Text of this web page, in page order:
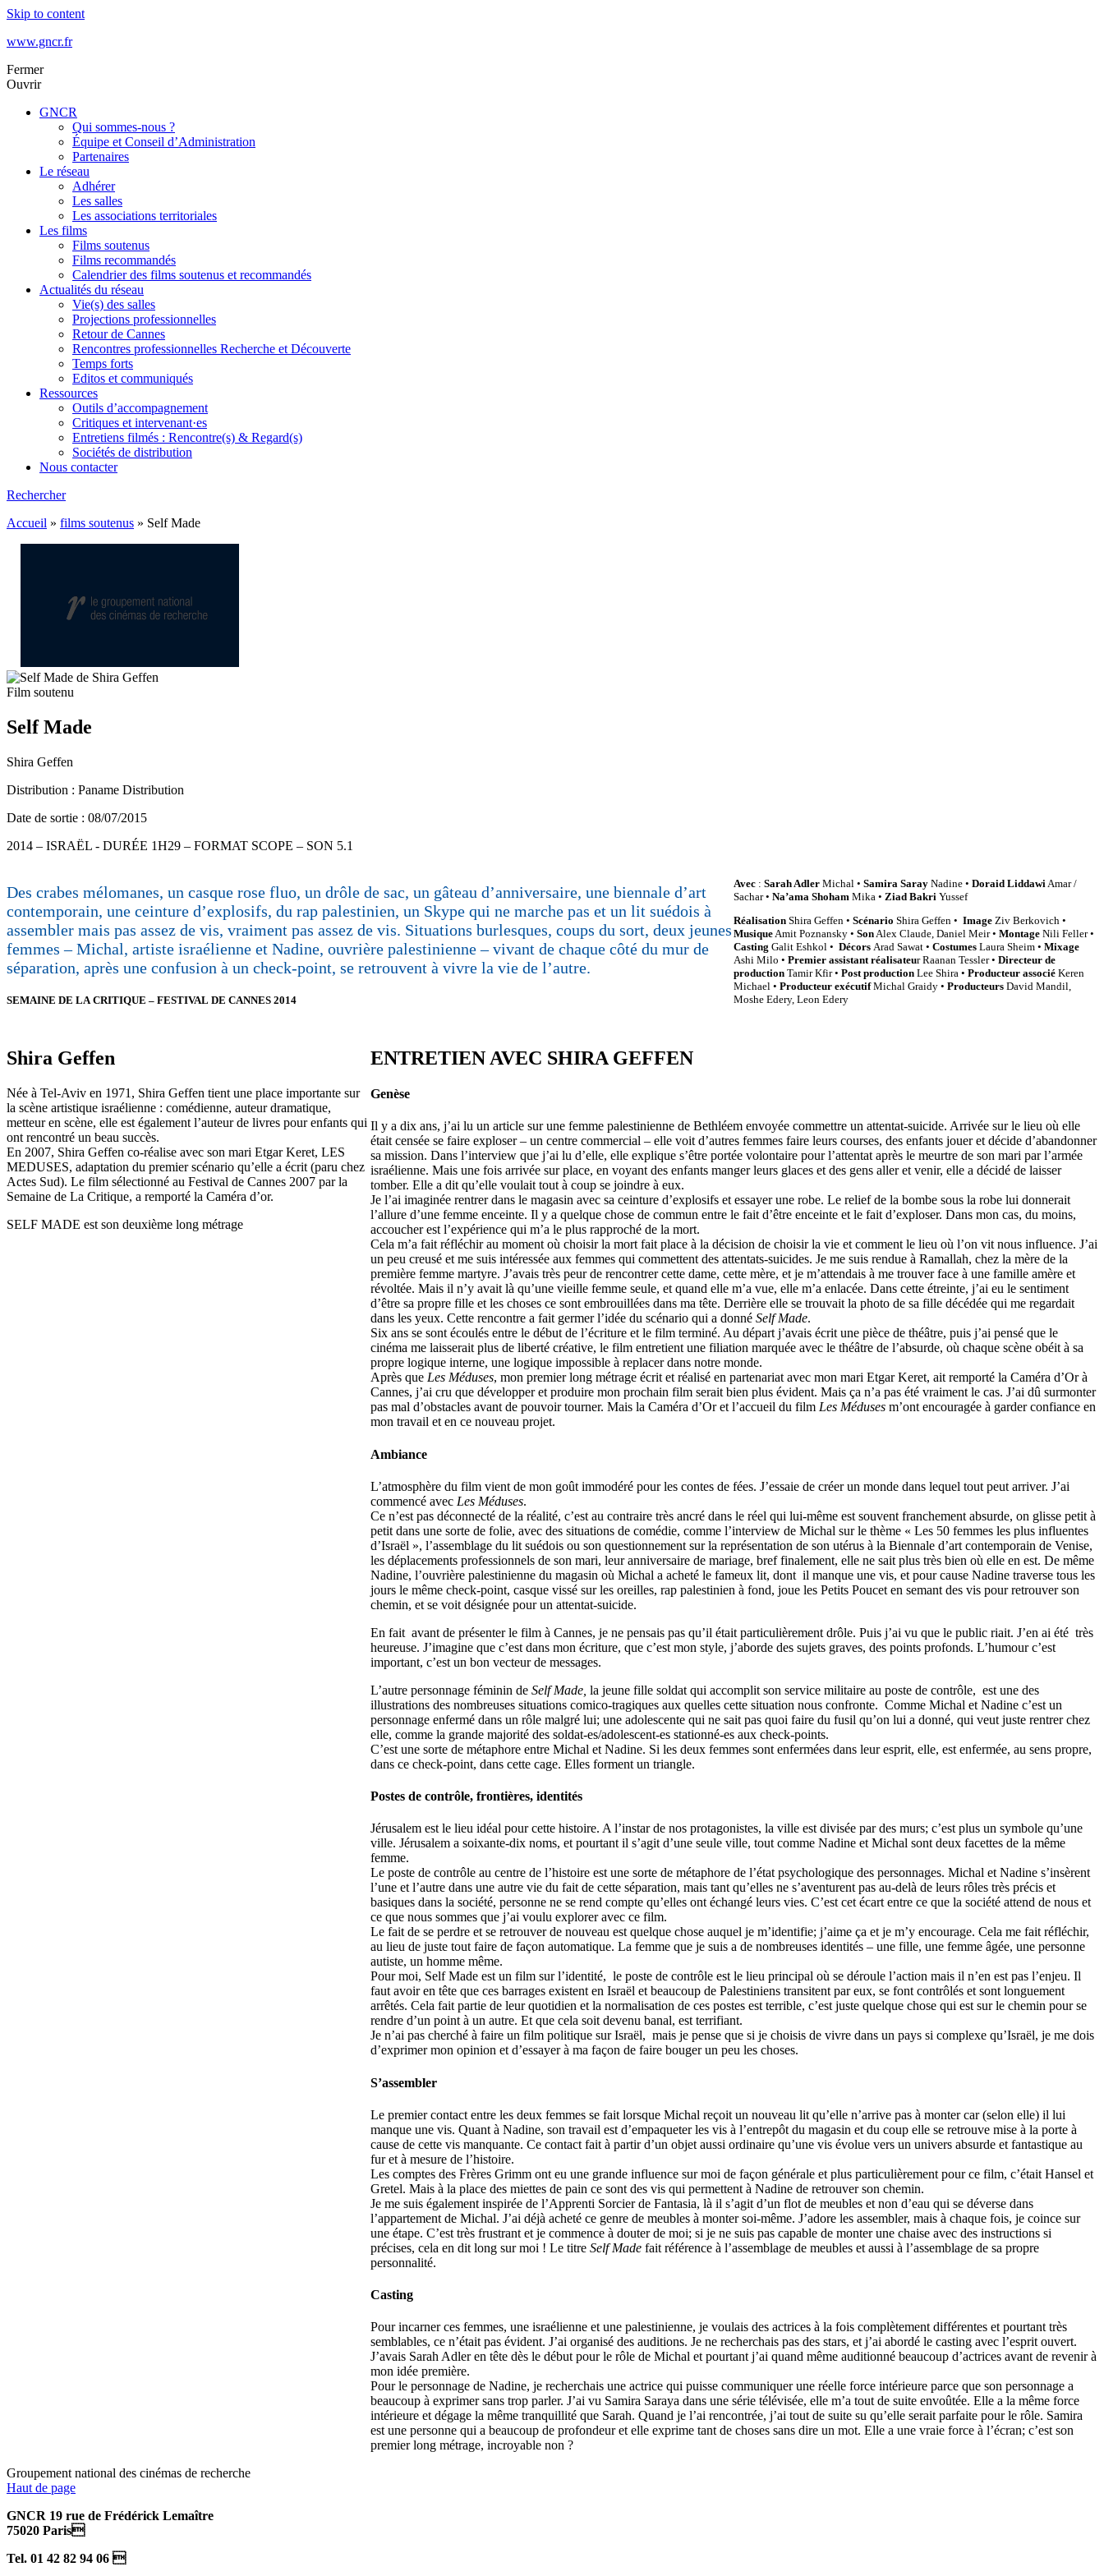
Skip to content
www.gncr.fr
Fermer
Ouvrir
GNCR
Qui sommes-nous ?
Équipe et Conseil d’Administration
Partenaires
Le réseau
Adhérer
Les salles
Les associations territoriales
Les films
Films soutenus
Films recommandés
Calendrier des films soutenus et recommandés
Actualités du réseau
Vie(s) des salles
Projections professionnelles
Retour de Cannes
Rencontres professionnelles Recherche et Découverte
Temps forts
Editos et communiqués
Ressources
Outils d’accompagnement
Critiques et intervenant·es
Entretiens filmés : Rencontre(s) & Regard(s)
Sociétés de distribution
Nous contacter
Rechercher
Accueil » films soutenus » Self Made
Film soutenu
Self Made
Shira Geffen
Distribution : Paname Distribution
Date de sortie : 08/07/2015
2014 – ISRAËL - DURÉE 1H29 – FORMAT SCOPE – SON 5.1
Des crabes mélomanes, un casque rose fluo, un drôle de sac, un gâteau d’anniversaire, une biennale d’art
contemporain, une ceinture d’explosifs, du rap palestinien, un Skype qui ne marche pas et un lit suédois à
assembler mais pas assez de vis, vraiment pas assez de vis. Situations burlesques, coups du sort, deux jeunes
femmes – Michal, artiste israélienne et Nadine, ouvrière palestinienne – vivant de chaque côté du mur de
séparation, après une confusion à un check-point, se retrouvent à vivre la vie de l’autre.
SEMAINE DE LA CRITIQUE – FESTIVAL DE CANNES 2014
Avec :Sarah AdlerMichal •Samira Saray Nadine •Doraid Liddawi Amar /
Sachar •Na’ama Shoham Mika • Ziad BakriYussef
RéalisationShira Geffen •Scénario Shira Geffen •Image Ziv Berkovich •
Musique Amit Poznansky •Son Alex Claude, Daniel Meir •Montage Nili Feller •
Casting Galit Eshkol •Décors Arad Sawat •Costumes Laura Sheim •Mixage
Ashi Milo •Premier assistant réalisateur Raanan Tessler •Directeur de
production Tamir Kfir •Post production Lee Shira •Producteur associé Keren
Michael •Producteur exécutifMichal Graidy •Producteurs David Mandil,
Moshe Edery, Leon Edery
Shira Geffen
Née à Tel-Aviv en 1971, Shira Geffen tient une place importante sur
la scène artistique israélienne : comédienne, auteur dramatique,
metteur en scène, elle est également l’auteur de livres pour enfants qui
ont rencontré un beau succès.
En 2007, Shira Geffen co-réalise avec son mari Etgar Keret, LES
MEDUSES, adaptation du premier scénario qu’elle a écrit (paru chez
Actes Sud). Le film sélectionné au Festival de Cannes 2007 par la
Semaine de La Critique, a remporté la Caméra d’or.
SELF MADE est son deuxième long métrage
ENTRETIEN AVEC SHIRA GEFFEN
Genèse
Il y a dix ans, j’ai lu un article sur une femme palestinienne de Bethléem envoyée commettre un attentat-suicide. Arrivée sur le lieu où elle
était censée se faire exploser – un centre commercial – elle voit d’autres femmes faire leurs courses, des enfants jouer et décide d’abandonner
sa mission. Dans l’interview que j’ai lu d’elle, elle explique s’être portée volontaire pour l’attentat après le meurtre de son mari par l’armée
israélienne. Mais une fois arrivée sur place, en voyant des enfants manger leurs glaces et des gens aller et venir, elle a décidé de laisser
tomber. Elle a dit qu’elle voulait tout à coup se joindre à eux.
Je l’ai imaginée rentrer dans le magasin avec sa ceinture d’explosifs et essayer une robe. Le relief de la bombe sous la robe lui donnerait
l’allure d’une femme enceinte. Il y a quelque chose de commun entre le fait d’être enceinte et le fait d’exploser. Dans mon cas, du moins,
accoucher est l’expérience qui m’a le plus rapproché de la mort.
Cela m’a fait réfléchir au moment où choisir la mort fait place à la décision de choisir la vie et comment le lieu où l’on vit nous influence. J’ai
un peu creusé et me suis intéressée aux femmes qui commettent des attentats-suicides. Je me suis rendue à Ramallah, chez la mère de la
première femme martyre. J’avais très peur de rencontrer cette dame, cette mère, et je m’attendais à me trouver face à une famille amère et
révoltée. Mais il n’y avait là qu’une vieille femme seule, et quand elle m’a vue, elle m’a enlacée. Dans cette étreinte, j’ai eu le sentiment
d’être sa propre fille et les choses ce sont embrouillées dans ma tête. Derrière elle se trouvait la photo de sa fille décédée qui me regardait
dans les yeux. Cette rencontre a fait germer l’idée du scénario qui a donné Self Made.
Six ans se sont écoulés entre le début de l’écriture et le film terminé. Au départ j’avais écrit une pièce de théâtre, puis j’ai pensé que le
cinéma me laisserait plus de liberté créative, le film entretient une filiation marquée avec le théâtre de l’absurde, où chaque scène obéit à sa
propre logique interne, une logique impossible à replacer dans notre monde.
Après que Les Méduses, mon premier long métrage écrit et réalisé en partenariat avec mon mari Etgar Keret, ait remporté la Caméra d’Or à
Cannes, j’ai cru que développer et produire mon prochain film serait bien plus évident. Mais ça n’a pas été vraiment le cas. J’ai dû surmonter
pas mal d’obstacles avant de pouvoir tourner. Mais la Caméra d’Or et l’accueil du film Les Médusesm’ont encouragée à garder confiance en
mon travail et en ce nouveau projet.
Ambiance
L’atmosphère du film vient de mon goût immodéré pour les contes de fées. J’essaie de créer un monde dans lequel tout peut arriver. J’ai
commencé avec Les Méduses.
Ce n’est pas déconnecté de la réalité, c’est au contraire très ancré dans le réel qui lui-même est souvent franchement absurde, on glisse petit à
petit dans une sorte de folie, avec des situations de comédie, comme l’interview de Michal sur le thème « Les 50 femmes les plus influentes
d’Israël », l’assemblage du lit suédois ou son questionnement sur la représentation de son utérus à la Biennale d’art contemporain de Venise,
les déplacements professionnels de son mari, leur anniversaire de mariage, bref finalement, elle ne sait plus très bien où elle en est. De même
Nadine, l’ouvrière palestinienne du magasin où Michal a acheté le fameux lit, dont il manque une vis, et pour cause Nadine traverse tous les
jours le même check-point, casque vissé sur les oreilles, rap palestinien à fond, joue les Petits Poucet en semant des vis pour retrouver son
chemin, et se voit désignée pour un attentat-suicide.
En fait avant de présenter le film à Cannes, je ne pensais pas qu’il était particulièrement drôle. Puis j’ai vu que le public riait. J’en ai été très
heureuse. J’imagine que c’est dans mon écriture, que c’est mon style, j’aborde des sujets graves, des points profonds. L’humour c’est
important, c’est un bon vecteur de messages.
L’autre personnage féminin de Self Made, la jeune fille soldat qui accomplit son service militaire au poste de contrôle, est une des
illustrations des nombreuses situations comico-tragiques aux quelles cette situation nous confronte. Comme Michal et Nadine c’est un
personnage enfermé dans un rôle malgré lui; une adolescente qui ne sait pas quoi faire du fusil qu’on lui a donné, qui veut juste rentrer chez
elle, comme la grande majorité des soldat-es/adolescent-es stationné-es aux check-points.
C’est une sorte de métaphore entre Michal et Nadine. Si les deux femmes sont enfermées dans leur esprit, elle, est enfermée, au sens propre,
dans ce check-point, dans cette cage. Elles forment un triangle.
Postes de contrôle, frontières, identités
Jérusalem est le lieu idéal pour cette histoire. A l’instar de nos protagonistes, la ville est divisée par des murs; c’est plus un symbole qu’une
ville. Jérusalem a soixante-dix noms, et pourtant il s’agit d’une seule ville, tout comme Nadine et Michal sont deux facettes de la même
femme.
Le poste de contrôle au centre de l’histoire est une sorte de métaphore de l’état psychologique des personnages. Michal et Nadine s’insèrent
l’une et l’autre dans une autre vie du fait de cette séparation, mais tant qu’elles ne s’aventurent pas au-delà de leurs rôles très précis et
basiques dans la société, personne ne se rend compte qu’elles ont échangé leurs vies. C’est cet écart entre ce que la société attend de nous et
ce que nous sommes que j’ai voulu explorer avec ce film.
Le fait de se perdre et se retrouver de nouveau est quelque chose auquel je m’identifie; j’aime ça et je m’y encourage. Cela me fait réfléchir,
au lieu de juste tout faire de façon automatique. La femme que je suis a de nombreuses identités – une fille, une femme âgée, une personne
autiste, un homme même.
Pour moi, Self Made est un film sur l’identité, le poste de contrôle est le lieu principal où se déroule l’action mais il n’en est pas l’enjeu. Il
faut avoir en tête que ces barrages existent en Israël et beaucoup de Palestiniens transitent par eux, se font contrôlés et sont longuement
arrêtés. Cela fait partie de leur quotidien et la normalisation de ces postes est terrible, c’est juste quelque chose qui est sur le chemin pour se
rendre d’un point à un autre. Et que cela soit devenu banal, est terrifiant.
Je n’ai pas cherché à faire un film politique sur Israël, mais je pense que si je choisis de vivre dans un pays si complexe qu’Israël, je me dois
d’exprimer mon opinion et d’essayer à ma façon de faire bouger un peu les choses.
S’assembler
Le premier contact entre les deux femmes se fait lorsque Michal reçoit un nouveau lit qu’elle n’arrive pas à monter car (selon elle) il lui
manque une vis. Quant à Nadine, son travail est d’empaqueter les vis à l’entrepôt du magasin et du coup elle se retrouve mise à la porte à
cause de cette vis manquante. Ce contact fait à partir d’un objet aussi ordinaire qu’une vis évolue vers un univers absurde et fantastique au
fur et à mesure de l’histoire.
Les comptes des Frères Grimm ont eu une grande influence sur moi de façon générale et plus particulièrement pour ce film, c’était Hansel et
Gretel. Mais à la place des miettes de pain ce sont des vis qui permettent à Nadine de retrouver son chemin.
Je me suis également inspirée de l’Apprenti Sorcier de Fantasia, là il s’agit d’un flot de meubles et non d’eau qui se déverse dans
l’appartement de Michal. J’ai déjà acheté ce genre de meubles à monter soi-même. J’adore les assembler, mais à chaque fois, je coince sur
une étape. C’est très frustrant et je commence à douter de moi; si je ne suis pas capable de monter une chaise avec des instructions si
précises, cela en dit long sur moi ! Le titre Self Made fait référence à l’assemblage de meubles et aussi à l’assemblage de sa propre
personnalité.
Casting
Pour incarner ces femmes, une israélienne et une palestinienne, je voulais des actrices à la fois complètement différentes et pourtant très
semblables, ce n’était pas évident. J’ai organisé des auditions. Je ne recherchais pas des stars, et j’ai abordé le casting avec l’esprit ouvert.
J’avais Sarah Adler en tête dès le début pour le rôle de Michal et pourtant j’ai quand même auditionné beaucoup d’actrices avant de revenir à
mon idée première.
Pour le personnage de Nadine, je recherchais une actrice qui puisse communiquer une réelle force intérieure parce que son personnage a
beaucoup à exprimer sans trop parler. J’ai vu Samira Saraya dans une série télévisée, elle m’a tout de suite envoûtée. Elle a la même force
intérieure et dégage la même tranquillité que Sarah. Quand je l’ai rencontrée, j’ai tout de suite su qu’elle serait parfaite pour le rôle. Samira
est une personne qui a beaucoup de profondeur et elle exprime tant de choses sans dire un mot. Elle a une vraie force à l’écran; c’est son
premier long métrage, incroyable non ?
Groupement national des cinémas de recherche
Haut de page
GNCR 19 rue de Frédérick Lemaître
75020 Paris
Tel. 01 42 82 94 06 